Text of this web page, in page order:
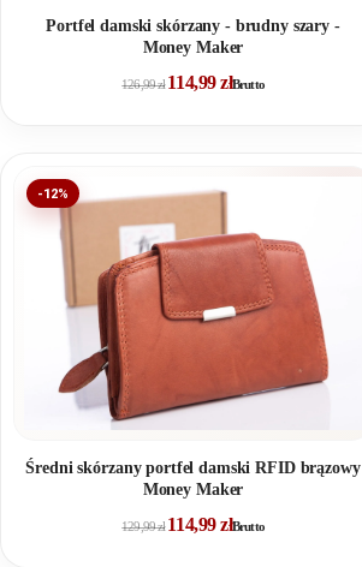
Portfel damski skórzany - brudny szary -
Money Maker
126,99zł 114,99złBrutto
-12%
Średni skórzany portfel damski RFID brązowy
Money Maker
129,99zł 114,99złBrutto